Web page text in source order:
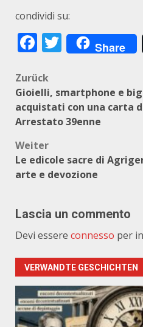
condividi su:
Facebook
Twitter
Share
Zurück
Gioielli, smartphone e
acquistati con una carta
Arrestato 39enne
Weiter
Le edicole sacre di
arte e devozione
Lascia un commento
Devi essere connesso per
VERWANDTE GESCHICHTEN